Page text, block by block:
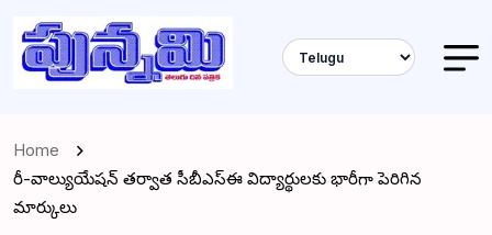
Home
రీ-వాల్యుయేషన్ తర్వాత సీబీఎస్ఈ విద్యార్థులకు భారీగా పెరిగిన
మార్కులు